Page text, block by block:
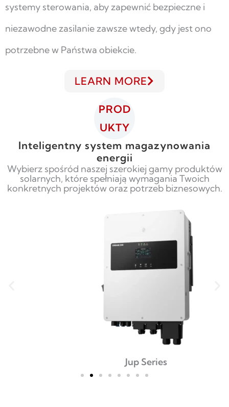
systemy sterowania, aby zapewnić bezpieczne i
niezawodne zasilanie zawsze wtedy, gdy jest ono
potrzebne w Państwa obiekcie.
LEARN MORE
PROD
UKTY
Inteligentny system magazynowania
energii
Wybierz spośród naszej szerokiej gamy produktów
solarnych, które spełniają wymagania Twoich
konkretnych projektów oraz potrzeb biznesowych.
Jup Series